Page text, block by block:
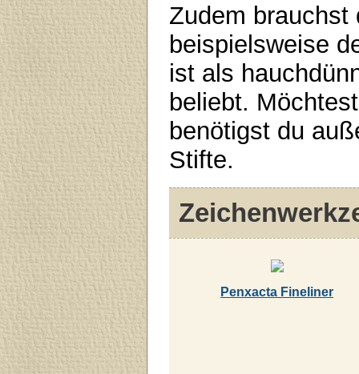
Zudem brauchst
beispielsweise
ist als
beliebt.
benötigst du
Stifte.
Penxacta Fineliner